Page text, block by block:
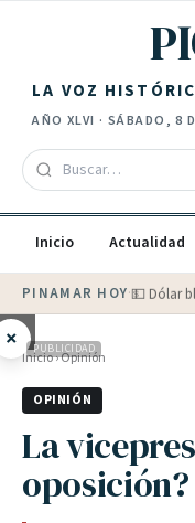
LA VOZ
AÑO XLVI · SÁBADO, 8
Inicio Actualidad
PINAMAR HOY·💵 Dólar
× PUBLICIDAD
Inicio›Opinión
OPINIÓN
La
oposición?